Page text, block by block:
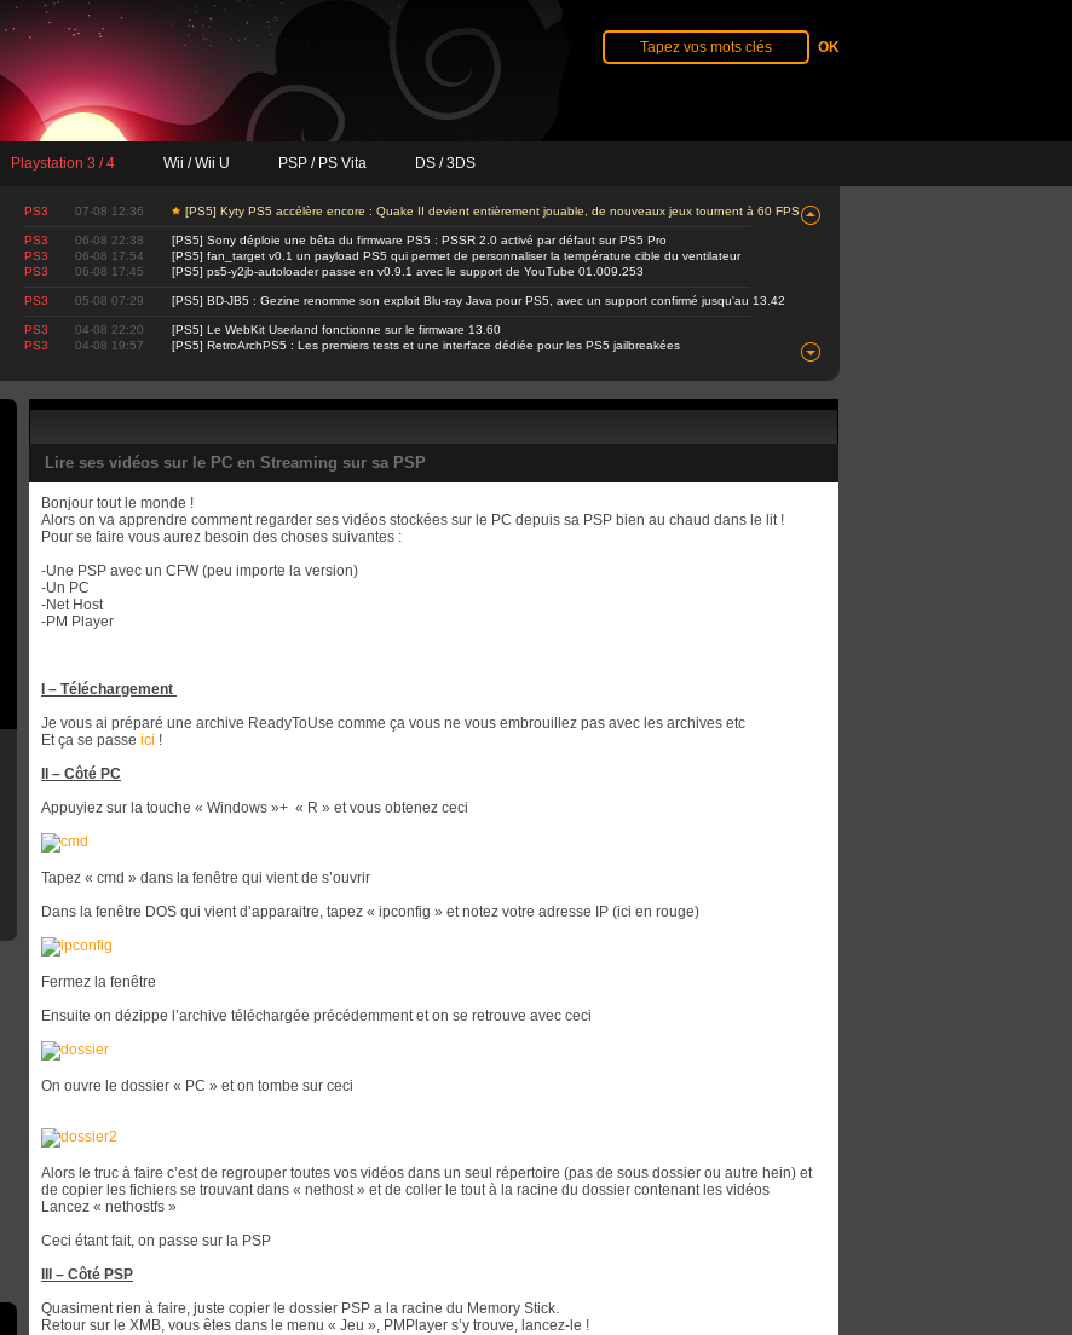
Playstation 3 / 4 Wii / Wii U PSP / PS Vita DS / 3DS
PS3 07-08 12:36 [PS5] Kyty PS5 accélère encore : Quake II devient entièrement jouable, de nouveaux jeux tournent à 60 FPS
PS3 06-08 22:38
[PS5] Sony déploie une bêta du firmware PS5 : PSSR 2.0 activé par défaut sur PS5 Pro
PS3
06-08 17:54
[PS5] fan_target v0.1 un payload PS5 qui permet de personnaliser la température cible du ventilateur
PS3
06-08 17:45 [PS5] ps5-y2jb-autoloader passe en v0.9.1 avec le support de YouTube 01.009.253
PS3 05-08 07:29 [PS5] BD-JB5 : Gezine renomme son exploit Blu-ray Java pour PS5, avec un support confirmé jusqu'au 13.42
PS3 04-08 22:20
[PS5] Le WebKit Userland fonctionne sur le firmware 13.60
PS3
04-08 19:57 [PS5] RetroArchPS5 : Les premiers tests et une interface dédiée pour les PS5 jailbreakées
Lire ses vidéos sur le PC en Streaming sur sa PSP
Bonjour tout le monde !
Alors on va apprendre comment regarder ses vidéos stockées sur le PC depuis sa PSP bien au chaud dans le lit !
Pour se faire vous aurez besoin des choses suivantes :
-Une PSP avec un CFW (peu importe la version)
-Un PC
-Net Host
-PM Player
I – Téléchargement
Je vous ai préparé une archive ReadyToUse comme ça vous ne vous embrouillez pas avec les archives etc
Et ça se passe ici !
II – Côté PC
Appuyiez sur la touche « Windows »+ « R » et vous obtenez ceci
Tapez « cmd » dans la fenêtre qui vient de s’ouvrir
Dans la fenêtre DOS qui vient d’apparaitre, tapez « ipconfig » et notez votre adresse IP (ici en rouge)
Fermez la fenêtre
Ensuite on dézippe l’archive téléchargée précédemment et on se retrouve avec ceci
On ouvre le dossier « PC » et on tombe sur ceci
Alors le truc à faire c’est de regrouper toutes vos vidéos dans un seul répertoire (pas de sous dossier ou autre hein) et
de copier les fichiers se trouvant dans « nethost » et de coller le tout à la racine du dossier contenant les vidéos
Lancez « nethostfs »
Ceci étant fait, on passe sur la PSP
III – Côté PSP
Quasiment rien à faire, juste copier le dossier PSP a la racine du Memory Stick.
Retour sur le XMB, vous êtes dans le menu « Jeu », PMPlayer s’y trouve, lancez-le !